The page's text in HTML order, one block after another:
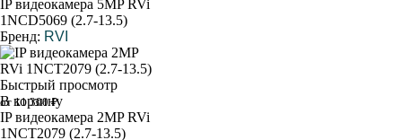
IP видеокамера 5MP RVi
1NCD5069 (2.7-13.5)
Бренд: RVI
Быстрый просмотр
В корзину
от 11 300 ₽
IP видеокамера 2MP RVi
1NCT2079 (2.7-13.5)